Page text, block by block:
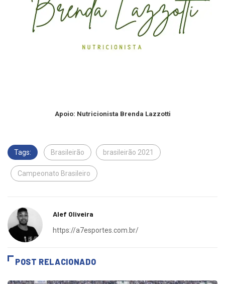
Apoio: Nutricionista Brenda Lazzotti
Tags: Brasileirão brasileirão 2021
Campeonato Brasileiro
Alef Oliveira
https://a7esportes.com.br/
POST RELACIONADO